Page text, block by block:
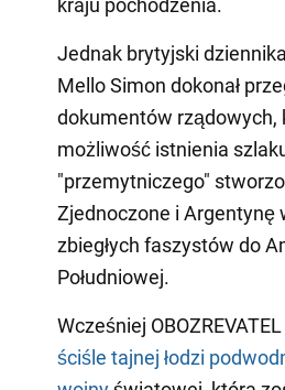
kraju pochodzenia.
Jednak brytyjski
Mello Simon dokonał
dokumentów rządowych,
możliwość istnienia
"przemytniczego"
Zjednoczone i Argentynę
zbiegłych faszystów do
Południowej.
Wcześniej
ściśle tajnej łodzi